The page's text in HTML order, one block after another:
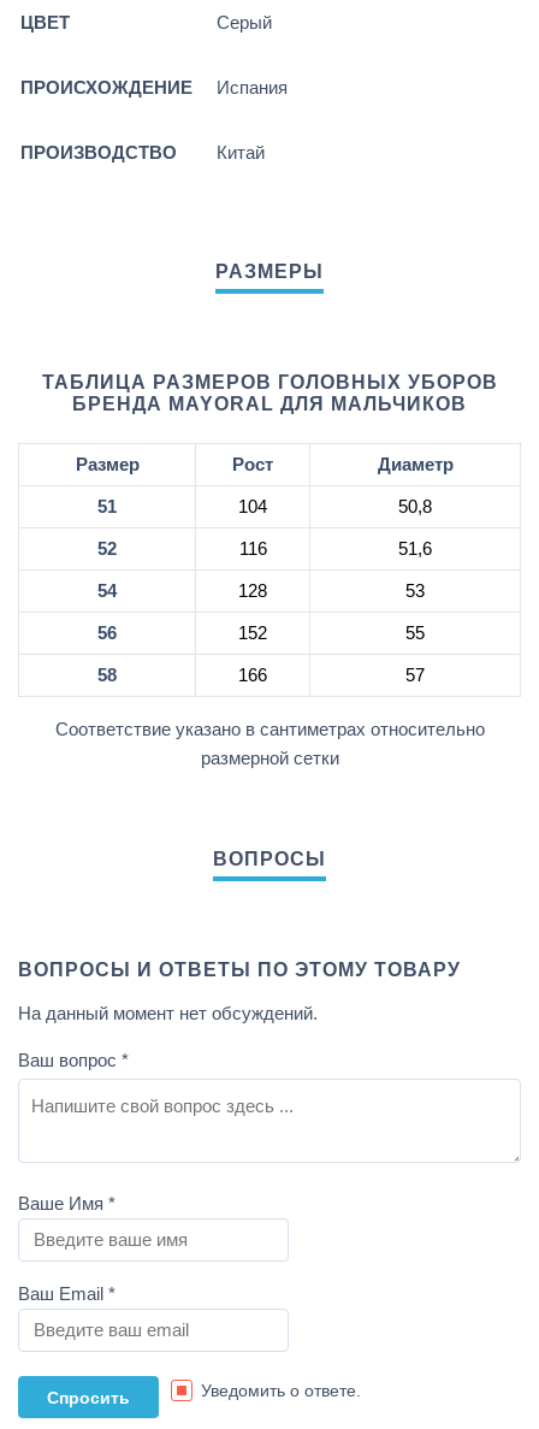
ЦВЕТ Серый
ПРОИСХОЖДЕНИЕ Испания
ПРОИЗВОДСТВО Китай
ТАБЛИЦА РАЗМЕРОВ ГОЛОВНЫХ УБОРОВ
БРЕНДА MAYORAL ДЛЯ МАЛЬЧИКОВ
Размер Рост Диаметр
51 104 50,8
52 116 51,6
54 128 53
56 152 55
58 166 57
Соответствие указано в сантиметрах относительно
размерной сетки
ВОПРОСЫ И ОТВЕТЫ ПО ЭТОМУ ТОВАРУ
На данный момент нет обсуждений.
Ваш вопрос *
Ваше Имя *
Ваш Email *
Уведомить о ответе.